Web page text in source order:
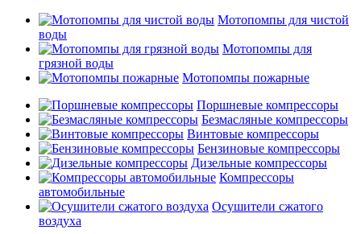
Мотопомпы для чистой
воды
Мотопомпы для
грязной воды
Мотопомпы пожарные
Поршневые компрессоры
Безмасляные компрессоры
Винтовые компрессоры
Бензиновые компрессоры
Дизельные компрессоры
Компрессоры
автомобильные
Осушители сжатого
воздуха